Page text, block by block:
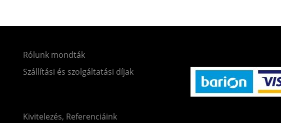
Rólunk mondták
Szállítási és szolgáltatási díjak
Kivitelezés, Referenciáink